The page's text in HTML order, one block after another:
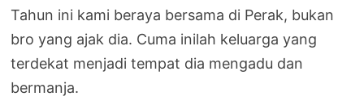
Tahun ini kami beraya bersama di Perak, bukan
bro yang ajak dia. Cuma inilah keluarga yang
terdekat menjadi tempat dia mengadu dan
bermanja.